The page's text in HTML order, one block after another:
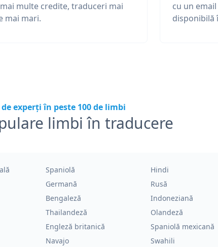
multe credite, traduceri mai
mai mari.
cu un
disponibilă
experți în peste 100 de limbi
limbi în traducere
Spaniolă Hindi
Germană Rusă
Bengaleză Indoneziană
Thailandeză Olandeză
Engleză britanică Spaniolă mexicană
Navajo Swahili